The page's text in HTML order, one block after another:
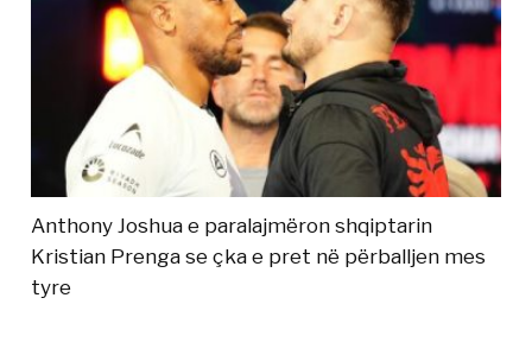
Anthony Joshua e paralajmëron shqiptarin
Kristian Prenga se çka e pret në përballjen mes
tyre